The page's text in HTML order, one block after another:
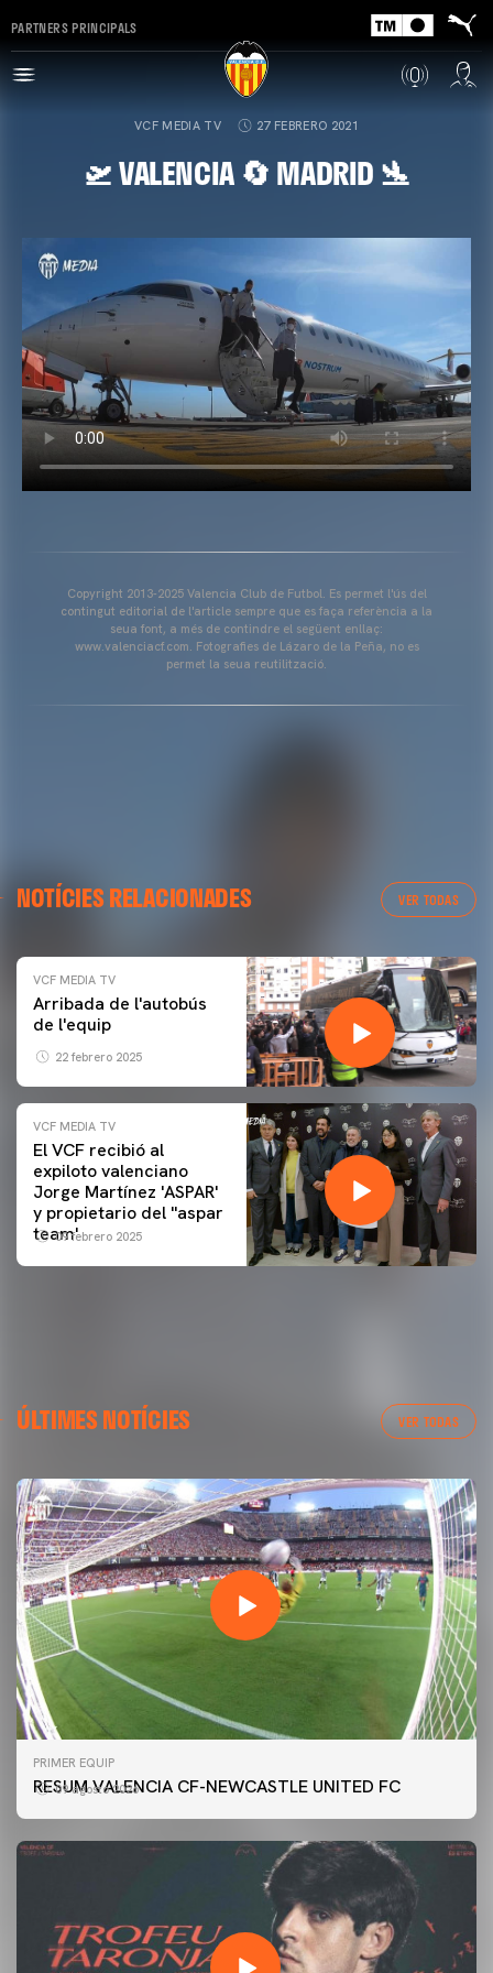
PARTNERS PRINCIPALS
VCF MEDIA TV 27 FEBRERO 2021
🛫 VALENCIA 🔄 MADRID 🛬
Copyright 2013-2025 Valencia Club de Futbol. Es permet l'ús del
contingut editorial de l'article sempre que es faça referència a la
seua font, a més de contindre el següent enllaç:
www.valenciacf.com. Fotografies de Lázaro de la Peña, no es
permet la seua reutilització.
NOTÍCIES RELACIONADES VER TODAS
VCF MEDIA TV
Arribada de l'autobús
de l'equip
22 febrero 2025
VCF MEDIA TV
El VCF recibió al
expiloto valenciano
Jorge Martínez 'ASPAR'
y propietario del ''aspar
team'
09 febrero 2025
ÚLTIMES NOTÍCIES VER TODAS
PRIMER EQUIP
RESUM VALENCIA CF-NEWCASTLE UNITED FC
09 agosto 2026